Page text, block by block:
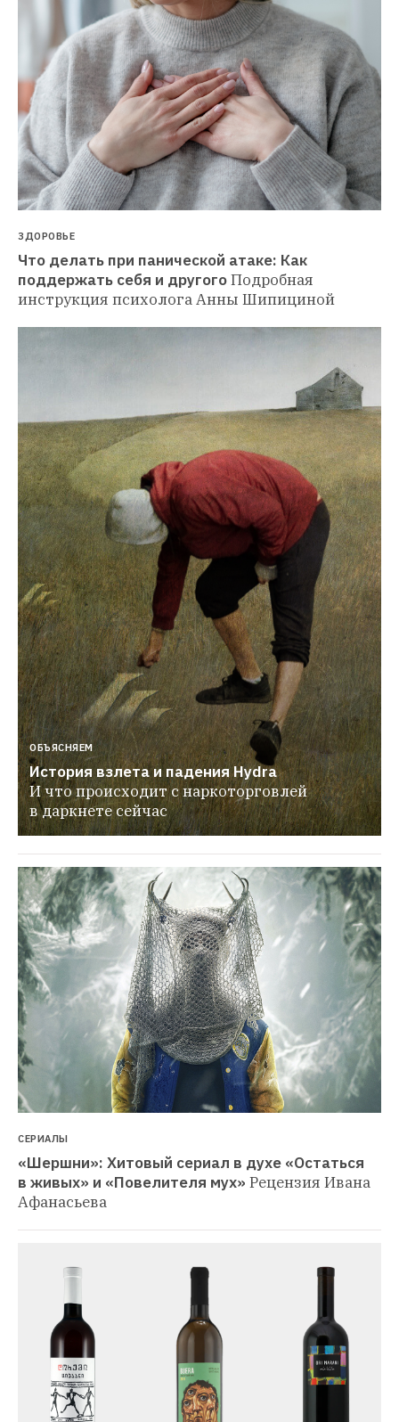
ЗДОРОВЬЕ
Что делать при панической атаке: Как
поддержать себя и другогоПодробная
инструкция психолога Анны Шипициной
ОБЪЯСНЯЕМ
История взлета и падения Hydra
И что происходит с наркоторговлей
в даркнете сейчас
СЕРИАЛЫ
«Шершни»: Хитовый сериал в духе «Остаться
в живых» и «Повелителя мух» Рецензия Ивана
Афанасьева